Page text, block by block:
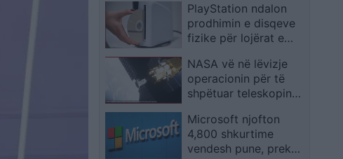
vendimtar?
PlayStation ndalon
prodhimin e disqeve
fizike për lojërat e
NASA vë në lëvizje
operacionin për të
shpëtuar teleskopin
Microsoft njofton
4,800 shkurtime
vendesh pune, preken